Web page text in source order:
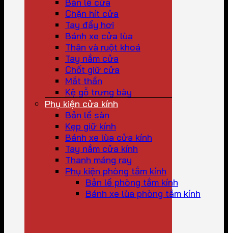
Chặn hít cửa
Tay đẩy hơi
Bánh xe cửa lùa
Thân và ruột khoá
Tay nắm cửa
Chốt giữ cửa
Mắt thần
Kệ gỗ trưng bày
Phụ kiện cửa kính
Bản lề sàn
Kẹp giữ kính
Bánh xe lùa cửa kính
Tay nắm cửa kính
Thanh máng ray
Phụ kiện phòng tắm kính
Bản lề phòng tắm kính
Bánh xe lùa phòng tắm kính